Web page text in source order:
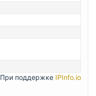
При поддержке IPInfo.io